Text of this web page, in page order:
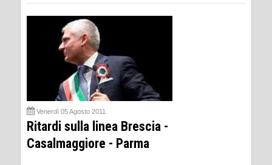
Venerdì 05 Agosto 2011
Ritardi sulla linea Brescia -
Casalmaggiore - Parma